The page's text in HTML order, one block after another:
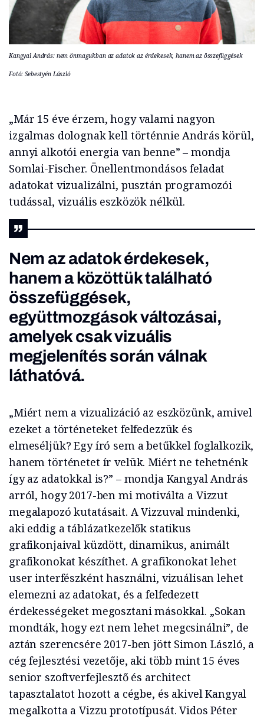
Kangyal András: nem önmagukban az adatok az érdekesek, hanem az összefüggések
Fotó: Sebestyén László
„Már 15 éve érzem, hogy valami nagyon
izgalmas dolognak kell történnie András körül,
annyi alkotói energia van benne” – mondja
Somlai-Fischer. Önellentmondásos feladat
adatokat vizualizálni, pusztán programozói
tudással, vizuális eszközök nélkül.
Nem az adatok érdekesek,
hanem a közöttük található
összefüggések,
együttmozgások változásai,
amelyek csak vizuális
megjelenítés során válnak
láthatóvá.
„Miért nem a vizualizáció az eszközünk, amivel
ezeket a történeteket felfedezzük és
elmeséljük? Egy író sem a betűkkel foglalkozik,
hanem történetet ír velük. Miért ne tehetnénk
így az adatokkal is?” – mondja Kangyal András
arról, hogy 2017-ben mi motiválta a Vizzut
megalapozó kutatásait. A Vizzuval mindenki,
aki eddig a táblázatkezelők statikus
grafikonjaival küzdött, dinamikus, animált
grafikonokat készíthet. A grafikonokat lehet
user interfészként használni, vizuálisan lehet
elemezni az adatokat, és a felfedezett
érdekességeket megosztani másokkal. „Sokan
mondták, hogy ezt nem lehet megcsinálni”, de
aztán szerencsére 2017-ben jött Simon László, a
cég fejlesztési vezetője, aki több mint 15 éves
senior szoftverfejlesztő és architect
tapasztalatot hozott a cégbe, és akivel Kangyal
megalkotta a Vizzu prototípusát. Vidos Péter